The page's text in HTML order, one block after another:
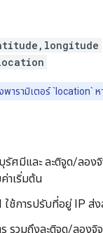
พารามิเตอร์
รัศมีและ ละติจูด/ลอ
าเริ่มต้น
ใช้การปรับที่อยู่ IP ส่
รวมถึงละติจูด/ลอ